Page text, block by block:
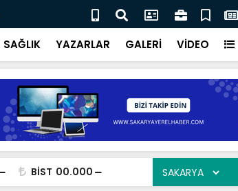
Ateş savaşçılarının zamana karşı
SAĞLIK YAZARLAR GALERİ VİDEO
BİST 00.000